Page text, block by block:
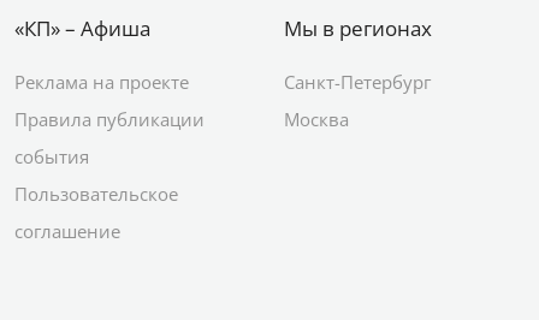
«КП» – Афиша
Реклама на проекте
Правила публикации
события
Пользовательское
соглашение
Мы в регионах
Санкт-Петербург
Москва